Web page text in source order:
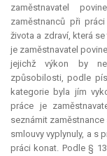
zaměstnavatel
zaměstnanců při
života a zdraví, která
je zaměstnavatel
jejichž výkon by
způsobilosti, podle
kategorie byla jím
práce je
seznámit
smlouvy vyplynuly, a s
práci konat. Podle §